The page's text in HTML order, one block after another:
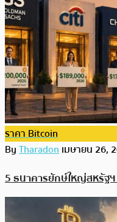
ราคา Bitcoin
ByTharadonเมษายน 26,
5 ธนาคารยักษ์ใหญ่สหรัฐ